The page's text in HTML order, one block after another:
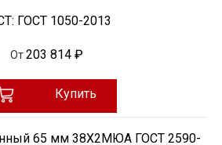
ГОСТ 1050-2013
От 203 814 ₽
Купить
65 мм 38Х2МЮА ГОСТ 2590-